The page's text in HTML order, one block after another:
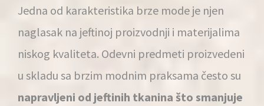
Jedna od karakteristika brze mode je njen
naglasak na jeftinoj proizvodnji i materijalima
niskog kvaliteta. Odevni predmeti proizvedeni
u skladu sa brzim modnim praksama često su
napravljeni od jeftinih tkanina što smanjuje